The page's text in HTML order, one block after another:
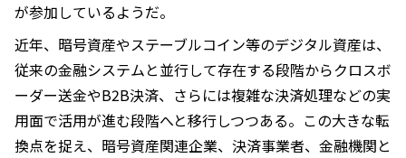
が参加しているようだ。
近年、暗号資産やステーブルコイン等のデジタル資産は、
従来の金融システムと並行して存在する段階からクロスボ
ーダー送金やB2B決済、さらには複雑な決済処理などの実
用面で活用が進む段階へと移行しつつある。この大きな転
換点を捉え、暗号資産関連企業、決済事業者、金融機関と